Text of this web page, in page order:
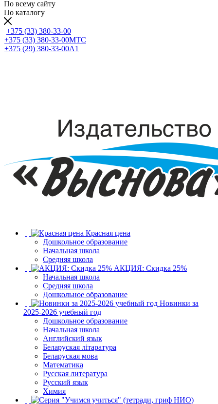
По всему сайту
По каталогу
+375 (33) 380-33-00
+375 (33) 380-33-00МТС
+375 (29) 380-33-00А1
Красная цена
Дошкольное образование
Начальная школа
Средняя школа
АКЦИЯ: Скидка 25%
Начальная школа
Средняя школа
Дошкольное образование
Новинки за
2025-2026 учебный год
Дошкольное образование
Начальная школа
Английский язык
Беларуская літаратура
Беларуская мова
Математика
Русская литература
Русский язык
Химия